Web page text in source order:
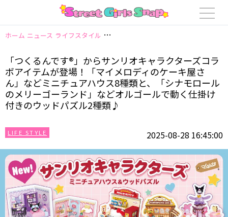
ホーム ニュース ライフスタイル 「つくるんです®」からサンリオキャラ
「つくるんです®」からサンリオキャラクターズコラ
ボアイテムが登場！「マイメロディのケーキ屋さ
ん」などミニチュアハウス8種類と、「シナモロール
のメリーゴーランド」などオルゴールで動く仕掛け
付きのウッドパズル2種類♪
LIFE STYLE 2025-08-28 16:45:00